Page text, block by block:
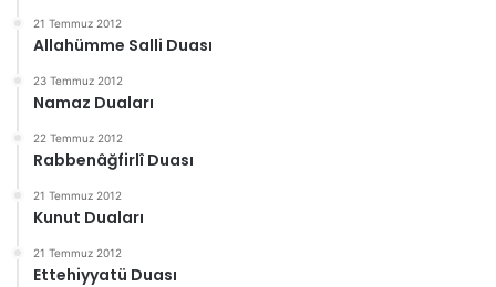
21 Temmuz 2012
Allahümme Salli Duası
23 Temmuz 2012
Namaz Duaları
22 Temmuz 2012
Rabbenâğfirlî Duası
21 Temmuz 2012
Kunut Duaları
21 Temmuz 2012
Ettehiyyatü Duası